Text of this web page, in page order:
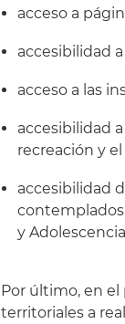
acceso a
accesibilidad
acceso a las
accesibilidad
recreación y
accesibilidad
contemplados
y Adolescencia
Por último, en el
territoriales a